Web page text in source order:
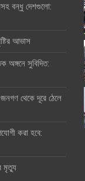
বন্ধু দেশগুলো:
আভাস
অঙ্গনে সুবিদিত:
থেকে দূরে ঠেলে
করা হবে:
মৃত্যু